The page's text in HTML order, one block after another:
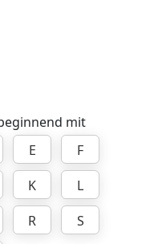
mit
E
F
K
L
R
S